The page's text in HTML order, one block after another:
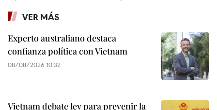
VER MÁS
Experto australiano destaca
confianza política con Vietnam
08/08/2026 10:32
Vietnam debate ley para prevenir la